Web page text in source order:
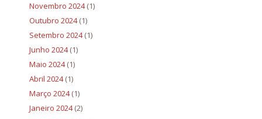
Novembro 2024(1)
Outubro 2024(1)
Setembro 2024(1)
Junho 2024(1)
Maio 2024(1)
Abril 2024(1)
Março 2024(1)
Janeiro 2024(2)